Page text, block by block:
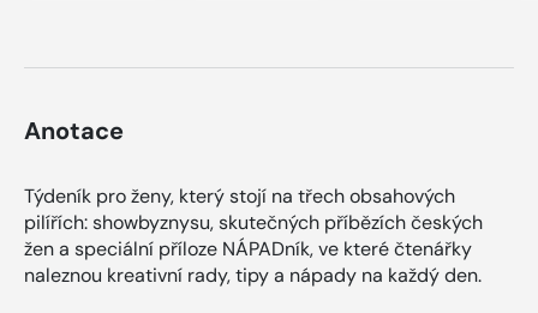
Anotace
Týdeník pro ženy, který stojí na třech obsahových
pilířích: showbyznysu, skutečných příbězích českých
žen a speciální příloze NÁPADník, ve které čtenářky
naleznou kreativní rady, tipy a nápady na každý den.